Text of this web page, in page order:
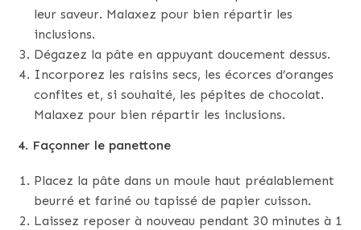
leur saveur. Malaxez pour bien répartir les
inclusions.
Dégazez la pâte en appuyant doucement dessus.
Incorporez les raisins secs, les écorces d’oranges
confites et, si souhaité, les pépites de chocolat.
Malaxez pour bien répartir les inclusions.
4. Façonner le panettone
Placez la pâte dans un moule haut préalablement
beurré et fariné ou tapissé de papier cuisson.
Laissez reposer à nouveau pendant 30 minutes à 1